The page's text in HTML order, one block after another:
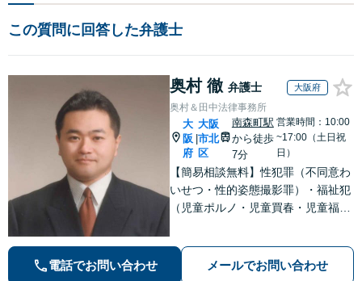
この質問に回答した弁護士
奥村 徹 弁護士 大阪府
奥村＆田中法律事務所
大
阪
府
大阪
市北
区
南森町駅
から徒歩
7分
営業時間：10:00
~17:00（土日祝
日）
【簡易相談無料】性犯罪（不同意わ
いせつ・性的姿態撮影罪）・福祉犯
（児童ポルノ・児童買春・児童福祉
等）に非常に詳しい弁護士です
電話でお問い合わせ メールでお問い合わせ